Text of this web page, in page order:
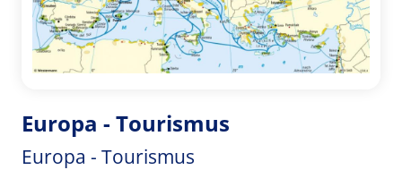
Europa - Tourismus
Europa - Tourismus